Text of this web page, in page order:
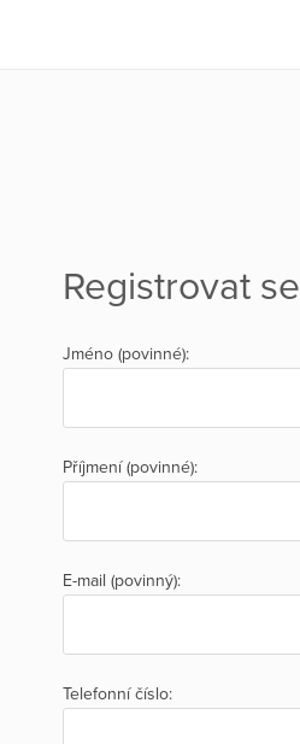
Registrovat se
Jméno (povinné):
Příjmení (povinné):
E-mail (povinný):
Telefonní číslo: